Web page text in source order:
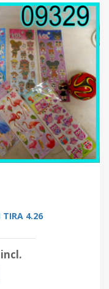
TIRA 4.26